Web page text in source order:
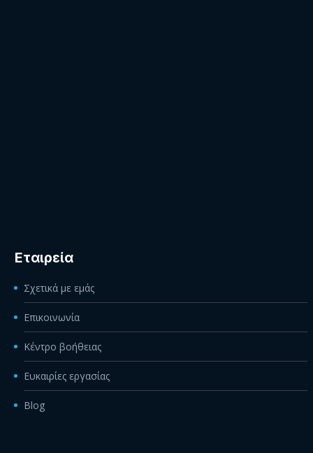
Εταιρεία
Σχετικά με εμάς
Επικοινωνία
Κέντρο βοήθειας
Ευκαιρίες εργασίας
Blog